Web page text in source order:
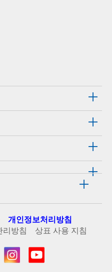
개인정보처리방침
리방침
상표 사용 지침